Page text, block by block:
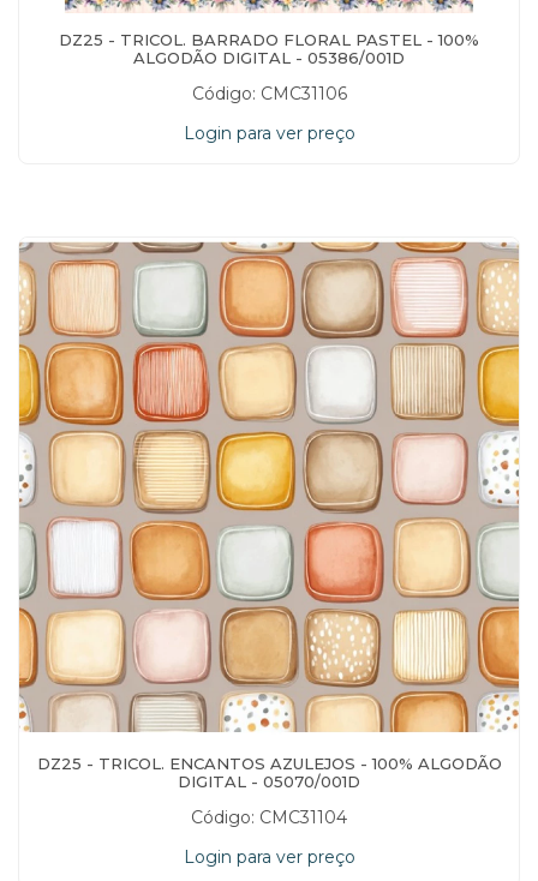
DZ25 - TRICOL. BARRADO FLORAL PASTEL - 100%
ALGODÃO DIGITAL - 05386/001D
Código: CMC31106
Login para ver preço
DZ25 - TRICOL. ENCANTOS AZULEJOS - 100% ALGODÃO
DIGITAL - 05070/001D
Código: CMC31104
Login para ver preço